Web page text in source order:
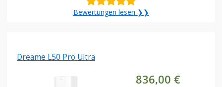
Bewertungen lesen ❯❯
Dreame L50 Pro Ultra
836,00 €